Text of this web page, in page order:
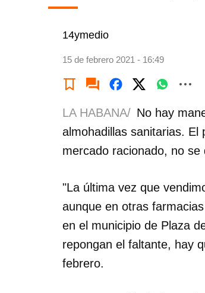
14ymedio
15 de febrero 2021 - 16:49
LA HABANA/ No hay
almohadillas sanitarias. El
mercado racionado, no
"La última vez que
aunque en otras
en el municipio de Plaza
repongan el faltante, hay
febrero.